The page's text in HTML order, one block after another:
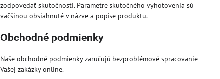
zodpovedať skutočnosti. Parametre skutočného vyhotovenia sú
väčšinou obsiahnuté v názve a popise produktu.
Obchodné podmienky
Naše obchodné podmienky zaručujú bezproblémové spracovanie
Vašej zakázky online.